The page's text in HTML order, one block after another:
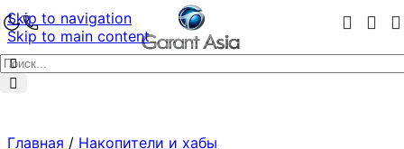
Skip to navigation
Skip to main content
Главная / Накопители и хабы